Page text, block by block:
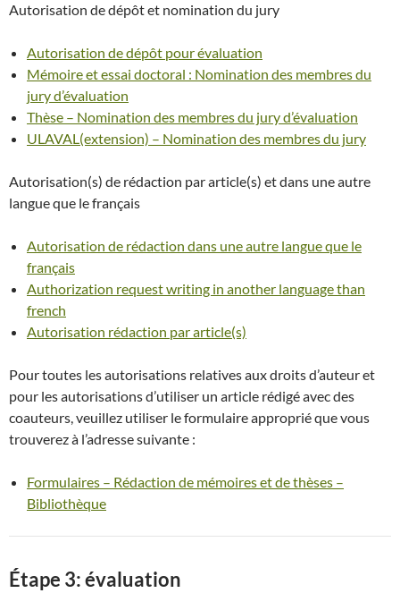
Autorisation de dépôt et nomination du jury
Autorisation de dépôt pour évaluation
Mémoire et essai doctoral : Nomination des membres du
jury d’évaluation
Thèse – Nomination des membres du jury d’évaluation
ULAVAL(extension) – Nomination des membres du jury
Autorisation(s) de rédaction par article(s) et dans une autre
langue que le français
Autorisation de rédaction dans une autre langue que le
français
Authorization request writing in another language than
french
Autorisation rédaction par article(s)
Pour toutes les autorisations relatives aux droits d’auteur et
pour les autorisations d’utiliser un article rédigé avec des
coauteurs, veuillez utiliser le formulaire approprié que vous
trouverez à l’adresse suivante :
Formulaires – Rédaction de mémoires et de thèses –
Bibliothèque
Étape 3: évaluation